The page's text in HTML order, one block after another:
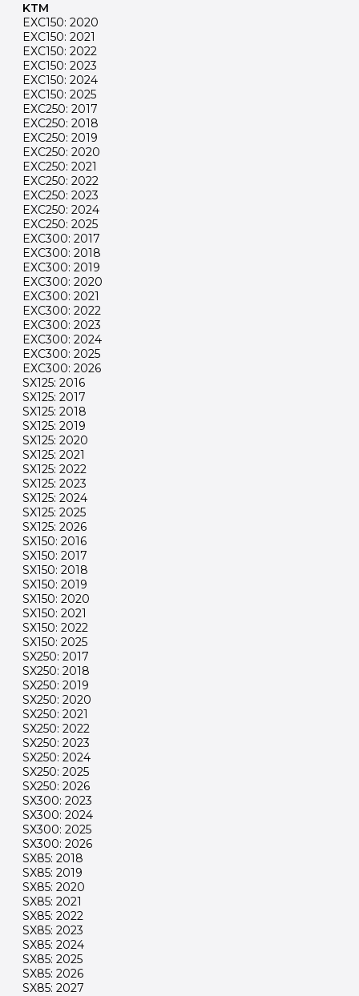
KTM
EXC150: 2020
EXC150: 2021
EXC150: 2022
EXC150: 2023
EXC150: 2024
EXC150: 2025
EXC250: 2017
EXC250: 2018
EXC250: 2019
EXC250: 2020
EXC250: 2021
EXC250: 2022
EXC250: 2023
EXC250: 2024
EXC250: 2025
EXC300: 2017
EXC300: 2018
EXC300: 2019
EXC300: 2020
EXC300: 2021
EXC300: 2022
EXC300: 2023
EXC300: 2024
EXC300: 2025
EXC300: 2026
SX125: 2016
SX125: 2017
SX125: 2018
SX125: 2019
SX125: 2020
SX125: 2021
SX125: 2022
SX125: 2023
SX125: 2024
SX125: 2025
SX125: 2026
SX150: 2016
SX150: 2017
SX150: 2018
SX150: 2019
SX150: 2020
SX150: 2021
SX150: 2022
SX150: 2025
SX250: 2017
SX250: 2018
SX250: 2019
SX250: 2020
SX250: 2021
SX250: 2022
SX250: 2023
SX250: 2024
SX250: 2025
SX250: 2026
SX300: 2023
SX300: 2024
SX300: 2025
SX300: 2026
SX85: 2018
SX85: 2019
SX85: 2020
SX85: 2021
SX85: 2022
SX85: 2023
SX85: 2024
SX85: 2025
SX85: 2026
SX85: 2027